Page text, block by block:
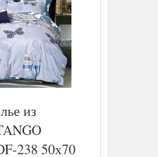
из
238 50х70